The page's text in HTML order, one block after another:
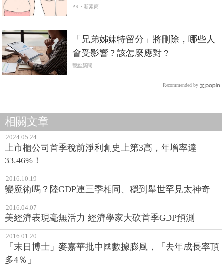
PR・新素簡
「兄弟姊妹特留分」將刪除，哪些人
會受影響？該怎麼應對？
觀點新聞
Recommended by
相關文章
2024.05.24
上市櫃公司首季稅前淨利創史上第3高，年增率達
33.46%！
2016.10.19
變魔術嗎？陸GDP連三季相同、穩到舉世罕見太神奇
2016.04.07
美經濟表現毫無活力 經濟學家大砍首季GDP預測
2016.01.20
「末日博士」麥嘉華批中國數據膨風，「去年成長率頂
多4％」